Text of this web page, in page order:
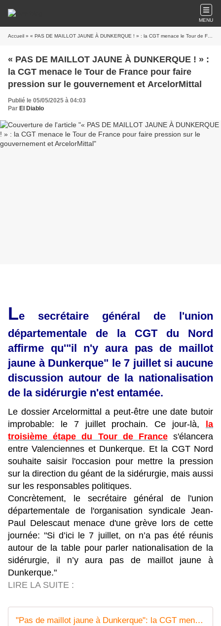
MENU
Accueil » « PAS DE MAILLOT JAUNE À DUNKERQUE ! » : la CGT menace le Tour de France pour faire pression sur le gouvernement et ArcelorMittal
« PAS DE MAILLOT JAUNE À DUNKERQUE ! » :
la CGT menace le Tour de France pour faire
pression sur le gouvernement et ArcelorMittal
Publié le 05/05/2025 à 04:03
Par El Diablo
Le secrétaire général de l'union
départementale de la CGT du Nord
affirme qu'"il n'y aura pas de maillot
jaune à Dunkerque" le 7 juillet si aucune
discussion autour de la nationalisation
de la sidérurgie n'est entamée.
Le dossier Arcelormittal a peut-être une date butoir
improbable: le 7 juillet prochain. Ce jour-là,
la
troisième étape du Tour de Frances'élancera
entre Valenciennes et Dunkerque. Et la CGT Nord
souhaite saisir l'occasion pour mettre la pression
sur la direction du géant de la sidérurgie, mais aussi
sur les responsables politiques.
Concrètement, le secrétaire général de l'union
départementale de l'organisation syndicale Jean-
Paul Delescaut menace d'une grève lors de cette
journée: "Si d’ici le 7 juillet, on n’a pas été réunis
autour de la table pour parler nationalisation de la
sidérurgie, il n’y aura pas de maillot jaune à
Dunkerque."
LIRE LA SUITE :
"Pas de maillot jaune à Dunkerque": la CGT menace le Tour de France pour faire pression sur le gouvernement et Arcelormittal